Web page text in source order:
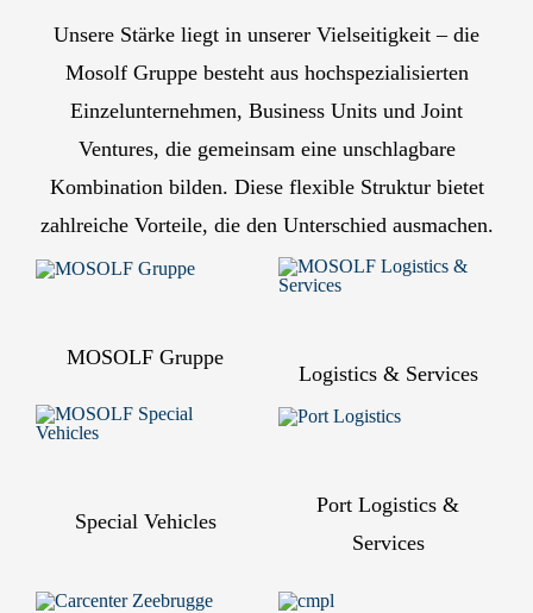
Unsere Stärke liegt in unserer Vielseitigkeit – die
Mosolf Gruppe besteht aus hochspezialisierten
Einzelunternehmen, Business Units und Joint
Ventures, die gemeinsam eine unschlagbare
Kombination bilden. Diese flexible Struktur bietet
zahlreiche Vorteile, die den Unterschied ausmachen.
MOSOLF Gruppe
Logistics & Services
Special Vehicles
Port Logistics &
Services